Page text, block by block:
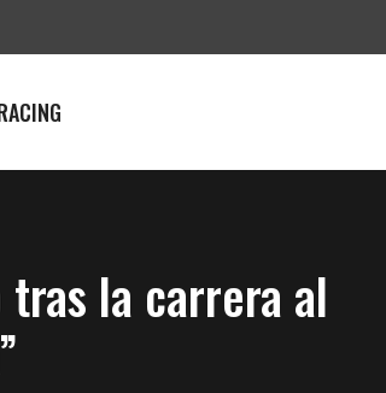
tras la carrera al